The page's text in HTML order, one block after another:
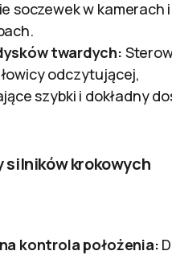
soczewek w kamerach i
twardych:
odczytującej,
szybki i dokładny
silników krokowych
kontrola położenia: